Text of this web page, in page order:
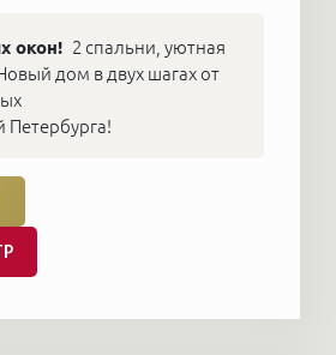
окон! 2 спальни, уютная
дом в двух шагах от
Петербурга!